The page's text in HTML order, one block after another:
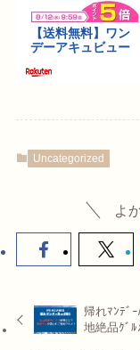
Uncategorized
よ
帰れﾏﾝﾃﾞ
地絶品ｸﾞﾙ